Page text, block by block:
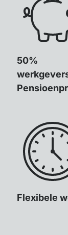
50%
Flexibele